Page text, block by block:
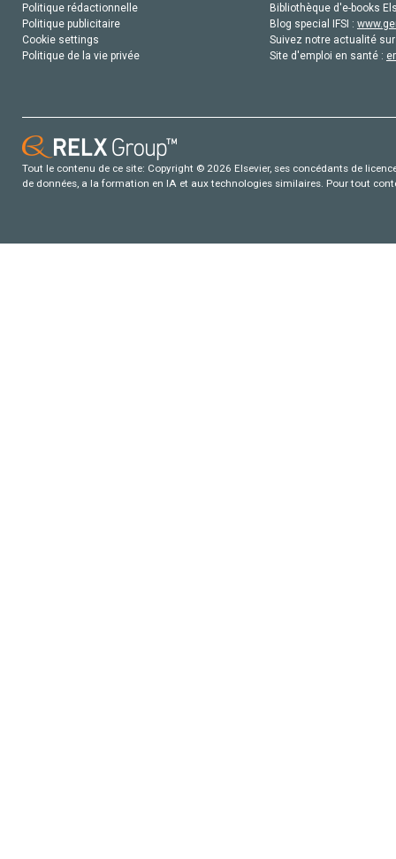
Politique rédactionnelle
Politique publicitaire
Cookie settings
Politique de la vie privée
Bibliothèque d'e-books
Blog special IFSI :
Suivez notre actualité
Site d'emploi en santé :
Tout le contenu de ce site: Copyright © 2026 Elsevier, ses concédants de
de données, a la formation en IA et aux technologies similaires. Pour tout